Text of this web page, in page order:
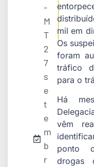
-
M
T
2
7
s
e
t
e
m
b
r
mil em
Os
foram
tráfico
para o
Há
vêm
ponto
drogas